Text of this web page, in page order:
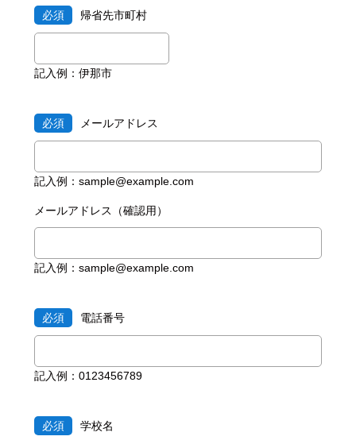
必須 帰省先市町村
記入例：伊那市
必須 メールアドレス
記入例：sample@example.com
メールアドレス（確認用）
記入例：sample@example.com
必須 電話番号
記入例：0123456789
必須 学校名